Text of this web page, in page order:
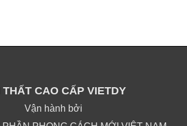
THẤT CAO CẤP VIETDY
Vận hành bởi